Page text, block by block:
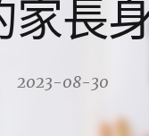
家長
2023-08-30